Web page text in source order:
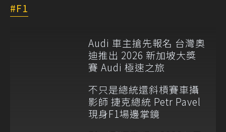
F1
Audi 車主搶先報名 台灣奧
迪推出 2026 新加坡大獎
賽 Audi 極速之旅
不只是總統還斜槓賽車攝
影師 捷克總統 Petr Pavel
現身F1場邊掌鏡